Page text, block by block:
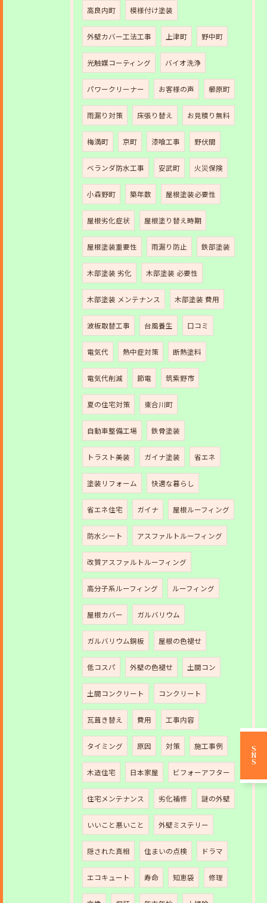
高良内町 模様付け塗装
外壁カバー工法工事 上津町 野中町
光触媒コーティング バイオ洗浄
パワークリーナー お客様の声 櫛原町
雨漏り対策 床張り替え お見積り無料
梅満町 京町 漆喰工事 野伏間
ベランダ防水工事 安武町 火災保険
小森野町 築年数 屋根塗装必要性
屋根劣化症状 屋根塗り替え時期
屋根塗装重要性 雨漏り防止 鉄部塗装
木部塗装 劣化 木部塗装 必要性
木部塗装 メンテナンス 木部塗装 費用
波板取替工事 台風養生 口コミ
電気代 熱中症対策 断熱塗料
電気代削減 節電 筑紫野市
夏の住宅対策 東合川町
自動車整備工場 鉄骨塗装
トラスト美装 ガイナ塗装 省エネ
塗装リフォーム 快適な暮らし
省エネ住宅 ガイナ 屋根ルーフィング
防水シート アスファルトルーフィング
改質アスファルトルーフィング
高分子系ルーフィング ルーフィング
屋根カバー ガルバリウム
ガルバリウム銅板 屋根の色褪せ
低コスパ 外壁の色褪せ 土間コン
土間コンクリート コンクリート
瓦葺き替え 費用 工事内容
タイミング 原因 対策 施工事例
木造住宅 日本家屋 ビフォーアフター
住宅メンテナンス 劣化補修 謎の外壁
いいこと悪いこと 外壁ミステリー
隠された真相 住まいの点検 ドラマ
エコキュート 寿命 知恵袋 修理
SNS